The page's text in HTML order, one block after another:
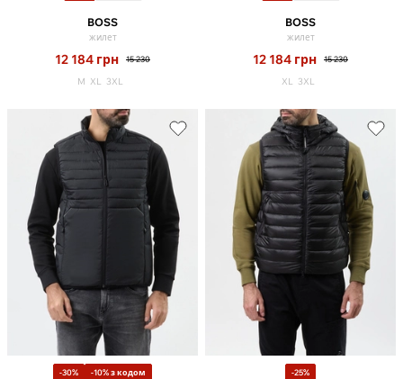
BOSS
жилет
12 184 грн 15 230
M XL 3XL
BOSS
жилет
12 184 грн 15 230
XL 3XL
-30% -10% з кодом -25%